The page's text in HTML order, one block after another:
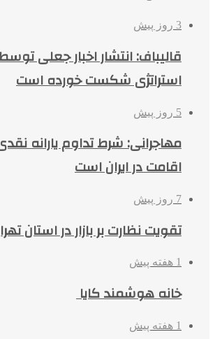
3 روز پیش
قالیباف: انتشار اخبار جعلی
استراتژی شکست خورده است
5 روز پیش
مهاجرانی: شرط تداوم یارانه
اقامت در ایران است
7 روز پیش
تقویت نظارت بر بازار در استان
1 هفته پیش
خانه هوشمند کایا
1 هفته پیش